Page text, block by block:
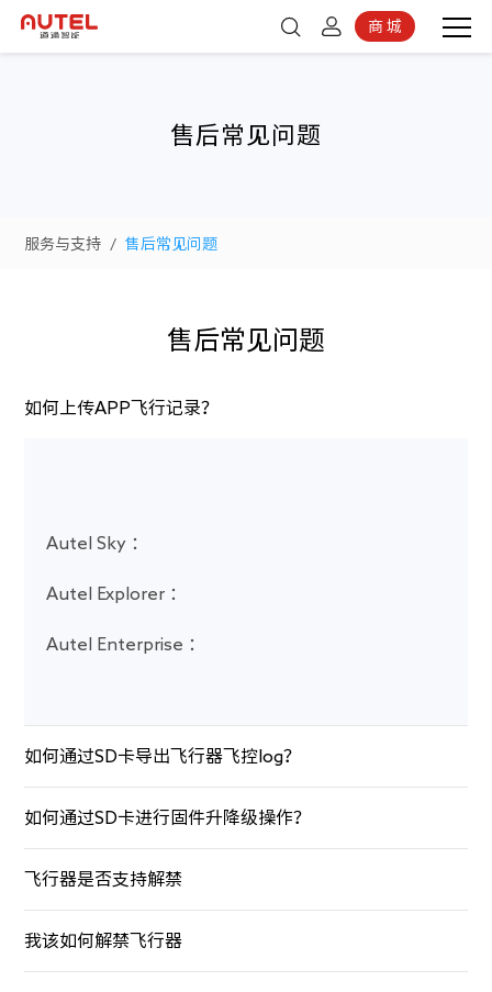
商 城
售后常见问题
服务与支持 / 售后常见问题
售后常见问题
如何上传APP飞行记录？
Autel Sky ：
Autel Explorer ：
Autel Enterprise ：
如何通过SD卡导出飞行器飞控log？
如何通过SD卡进行固件升降级操作？
飞行器是否支持解禁
我该如何解禁飞行器